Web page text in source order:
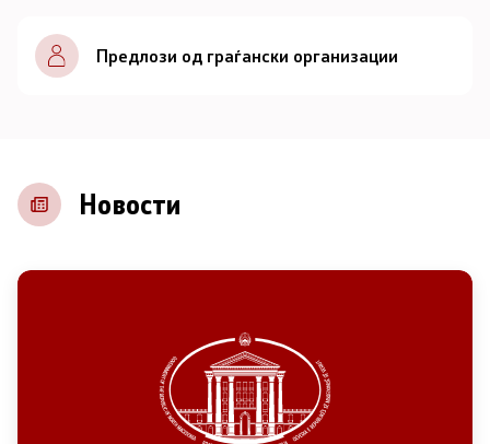
Записници и дневни редови од седниците на
Советот
Контакт
Основање на здружение
Предлози од граѓански организации
Новости